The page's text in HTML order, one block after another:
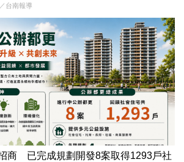
台南報導
商 已完成規劃開發8案取得1293戶社